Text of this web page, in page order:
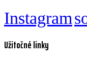
Instagram
Užitočné linky